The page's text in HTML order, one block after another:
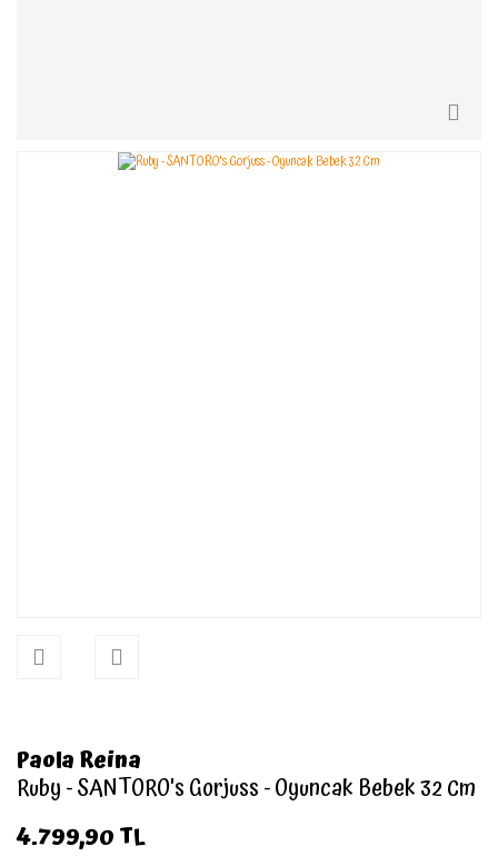
Paola Reina
Ruby - SANTORO's Gorjuss - Oyuncak Bebek 32 Cm
4.799,90 TL